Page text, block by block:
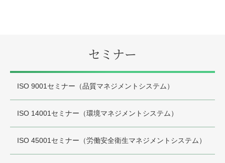
セミナー
ISO 9001セミナー（品質マネジメントシステム）
ISO 14001セミナー（環境マネジメントシステム）
ISO 45001セミナー（労働安全衛生マネジメントシステム）